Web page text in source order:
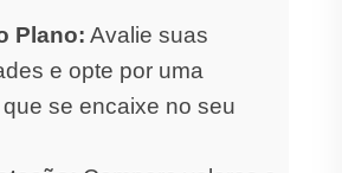
Plano: Avalie suas
e opte por uma
se encaixe no seu